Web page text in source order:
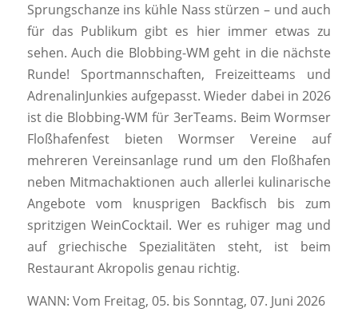
Sprungschanze ins kühle Nass stürzen – und auch
für das Publikum gibt es hier immer etwas zu
sehen. Auch die Blobbing-WM geht in die nächste
Runde! Sportmannschaften, Freizeitteams und
AdrenalinJunkies aufgepasst. Wieder dabei in 2026
ist die Blobbing-WM für 3erTeams. Beim Wormser
Floßhafenfest bieten Wormser Vereine auf
mehreren Vereinsanlage rund um den Floßhafen
neben Mitmachaktionen auch allerlei kulinarische
Angebote vom knusprigen Backfisch bis zum
spritzigen WeinCocktail. Wer es ruhiger mag und
auf griechische Spezialitäten steht, ist beim
Restaurant Akropolis genau richtig.
WANN: Vom Freitag, 05. bis Sonntag, 07. Juni 2026